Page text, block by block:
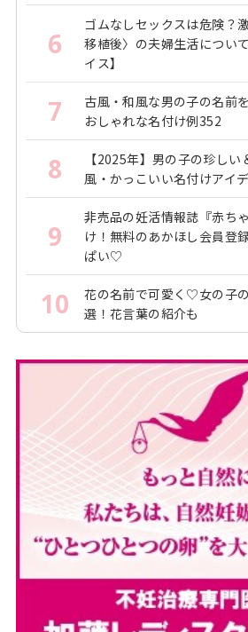
6
ゴムなしセックスは危険？
移植後〉の夫婦生活につい
イス】
7
古風・和風な男の子の名前
おしゃれな名付け例352
8
【2025年】男の子の珍し
風・かっこいい名付けアイ
9
非売品の妊活情報誌『赤ち
け！無料のあかほし会員登
ぱい♡
10
花の名前で可愛く♡女の子
選！花言葉の紹介も